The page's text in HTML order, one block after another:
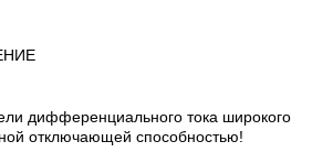
дифференциального тока широкого
отключающей способностью!